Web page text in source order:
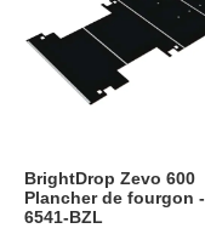
BrightDrop Zevo 600
Plancher de fourgon -
6541-BZL